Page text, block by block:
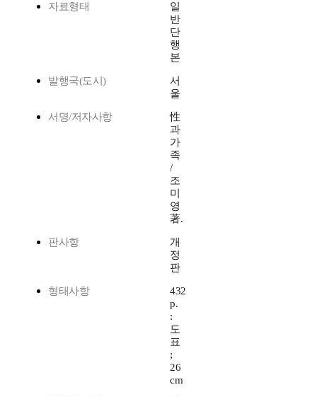
자료형태
일
반
단
행
본
발행국(도시)
서
울
서명/저자사항
性
과
가
족
/
조
미
영
著.
판사항
개
정
판
형태사항
432
p.
:
도
표
;
26
cm